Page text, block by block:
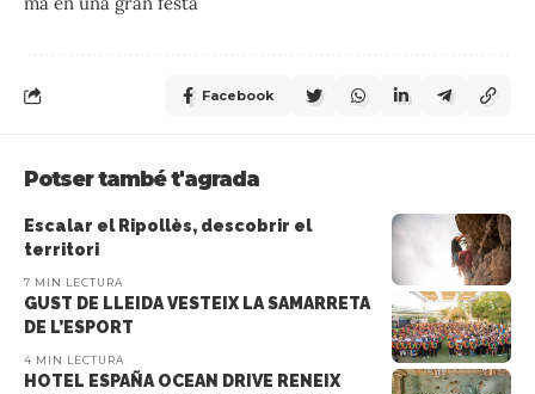
Facebook
Potser també t'agrada
Escalar el Ripollès, descobrir el
territori
7 MIN LECTURA
GUST DE LLEIDA VESTEIX LA SAMARRETA
DE L’ESPORT
4 MIN LECTURA
HOTEL ESPAÑA OCEAN DRIVE RENEIX